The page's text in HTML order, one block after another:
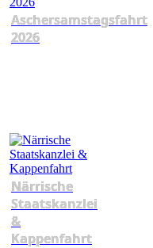
Aschersamstagsfahrt
2026
Närrische
Staatskanzlei
&
Kappenfahrt